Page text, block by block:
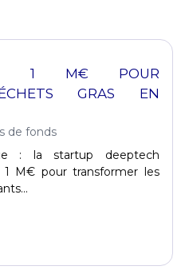
1 M€ POUR
GRAS EN
de fonds
: la startup deeptech
1 M€ pour transformer les